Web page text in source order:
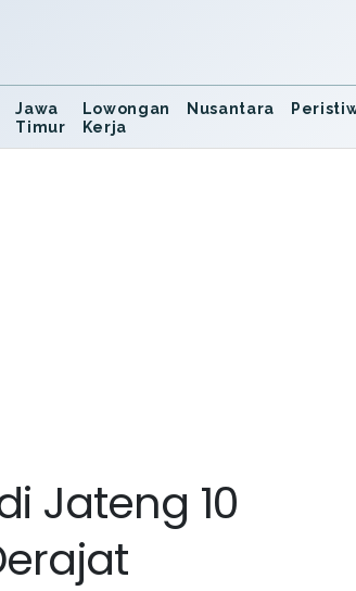
Jawa
Timur
Lowongan
Kerja
Nusantara
Jateng 10